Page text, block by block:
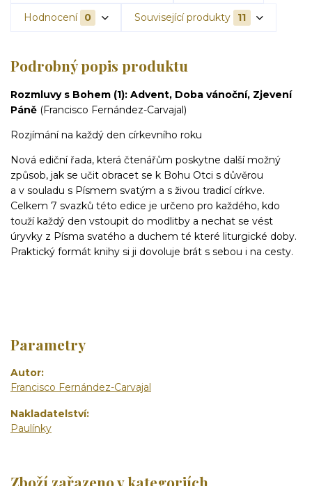
Hodnocení 0 Související produkty 11
Podrobný popis produktu
Rozmluvy s Bohem (1): Advent, Doba vánoční, Zjevení
Páně (Francisco Fernández-Carvajal)
Rozjímání na každý den církevního roku
Nová ediční řada, která čtenářům poskytne další možný
způsob, jak se učit obracet se k Bohu Otci s důvěrou
a v souladu s Písmem svatým a s živou tradicí církve.
Celkem 7 svazků této edice je určeno pro každého, kdo
touží každý den vstoupit do modlitby a nechat se vést
úryvky z Písma svatého a duchem té které liturgické doby.
Praktický formát knihy si ji dovoluje brát s sebou i na cesty.
Parametry
Autor
Francisco Fernández-Carvajal
Nakladatelství
Paulínky
Zboží zařazeno v kategoriích